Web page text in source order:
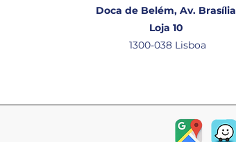
Doca de Belém, Av. Brasília
Loja 10
1300-038 Lisboa